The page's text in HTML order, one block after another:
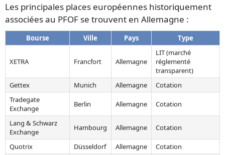
Les principales places européennes historiquement
associées au PFOF se trouvent en Allemagne :
Bourse Ville Pays Type
XETRA Francfort Allemagne
LIT (marché
réglementé
transparent)
Gettex
Munich Allemagne
Cotation
Tradegate
Exchange
Berlin Allemagne Cotation
Lang & Schwarz
Exchange
Hambourg Allemagne Cotation
Quotrix Düsseldorf Allemagne
Cotation